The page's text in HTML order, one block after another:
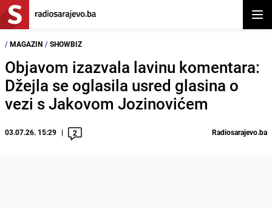
/ MAGAZIN / SHOWBIZ
Objavom izazvala lavinu komentara:
Džejla se oglasila usred glasina o
vezi s Jakovom Jozinovićem
03.07.26. 15:29 2 Radiosarajevo.ba